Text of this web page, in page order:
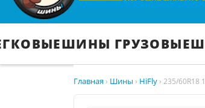
ШИНЫ ГРУЗОВЫЕ
Главная › Шины › HiFly › 235/60R18